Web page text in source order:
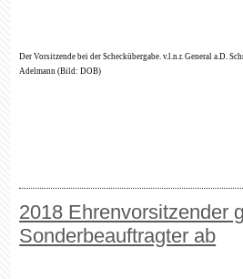
Der Vorsitzende bei der Scheckübergabe. v.l.n.r. General a.D.
Adelmann (Bild: DOB)
2018 Ehrenvorsitzender
Sonderbeauftragter ab